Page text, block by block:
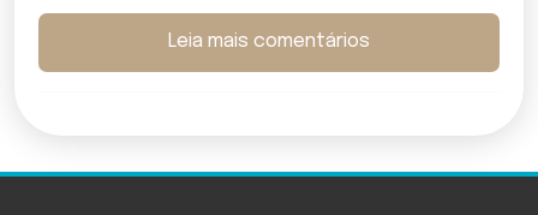
Leia mais comentários